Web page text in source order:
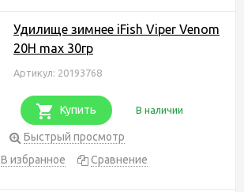
Удилище зимнее iFish Viper Venom
20H max 30гр
Артикул: 20193768
Купить В наличии
Быстрый просмотр
В избранное
Сравнение